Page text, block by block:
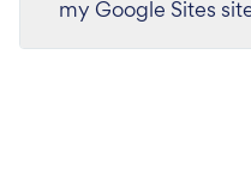
my Google Sites